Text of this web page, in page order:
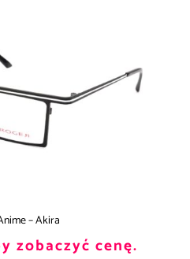
– Akira
zobaczyć cenę.